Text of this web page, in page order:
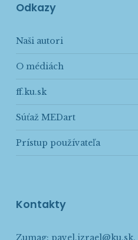
Odkazy
Naši autori
O médiách
ff.ku.sk
Súťaž MEDart
Prístup používateľa
Kontakty
Zumag: pavel.izrael@ku.sk,